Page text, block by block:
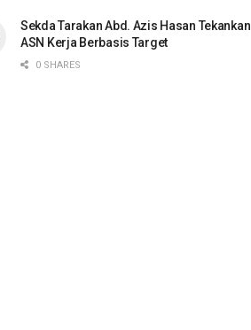
Sekda Tarakan Abd. Azis Hasan Tekankan
ASN Kerja Berbasis Target
0 SHARES